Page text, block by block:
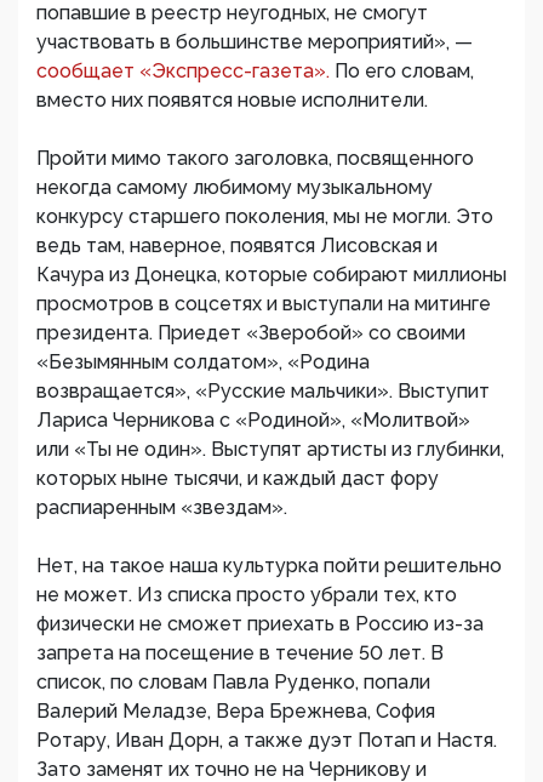
попавшие в реестр неугодных, не смогут
участвовать в большинстве мероприятий», —
сообщает «Экспресс-газета». По его словам,
вместо них появятся новые исполнители.
Пройти мимо такого заголовка, посвященного
некогда самому любимому музыкальному
конкурсу старшего поколения, мы не могли. Это
ведь там, наверное, появятся Лисовская и
Качура из Донецка, которые собирают миллионы
просмотров в соцсетях и выступали на митинге
президента. Приедет «Зверобой» со своими
«Безымянным солдатом», «Родина
возвращается», «Русские мальчики». Выступит
Лариса Черникова с «Родиной», «Молитвой»
или «Ты не один». Выступят артисты из глубинки,
которых ныне тысячи, и каждый даст фору
распиаренным «звездам».
Нет, на такое наша культурка пойти решительно
не может. Из списка просто убрали тех, кто
физически не сможет приехать в Россию из-за
запрета на посещение в течение 50 лет. В
список, по словам Павла Руденко, попали
Валерий Меладзе, Вера Брежнева, София
Ротару, Иван Дорн, а также дуэт Потап и Настя.
Зато заменят их точно не на Черникову и